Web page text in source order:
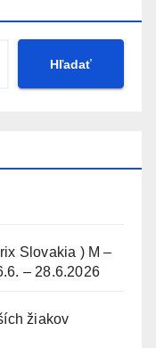
Hľadať
Slovakia ) M –
– 28.6.2026
žiakov